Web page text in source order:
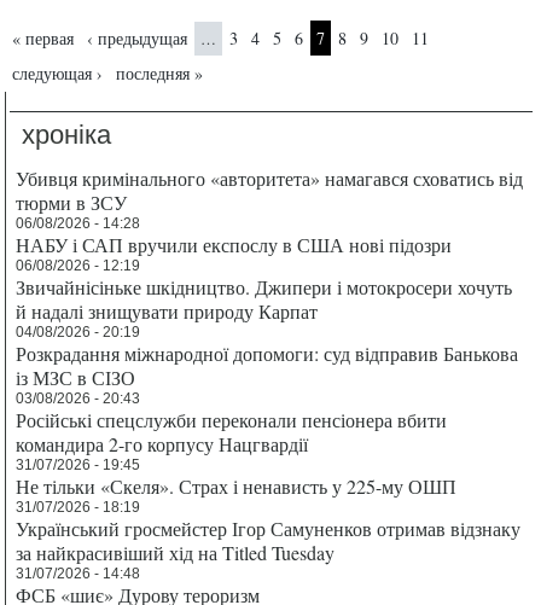
Страницы
« первая ‹ предыдущая … 3 4 5 6 7 8 9 10
11
следующая ›
последняя »
хроніка
Убивця кримінального «авторитета» намагався сховатись від
тюрми в ЗСУ
06/08/2026 - 14:28
НАБУ і САП вручили експослу в США нові підозри
06/08/2026 - 12:19
Звичайнісіньке шкідництво. Джипери і мотокросери хочуть
й надалі знищувати природу Карпат
04/08/2026 - 20:19
Розкрадання міжнародної допомоги: суд відправив Банькова
із МЗС в СІЗО
03/08/2026 - 20:43
Російські спецслужби переконали пенсіонера вбити
командира 2-го корпусу Нацгвардії
31/07/2026 - 19:45
Не тільки «Скеля». Страх і ненависть у 225-му ОШП
31/07/2026 - 18:19
Український гросмейстер Ігор Самуненков отримав відзнаку
за найкрасивіший хід на Titled Tuesday
31/07/2026 - 14:48
ФСБ «шиє» Дурову тероризм